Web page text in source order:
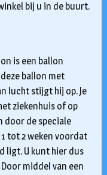
bij u in de buurt.
is een ballon
ballon met
lucht stijgt hij op. Je
ziekenhuis of op
door de speciale
tot 2 weken voordat
ligt. U kunt hier dus
middel van een